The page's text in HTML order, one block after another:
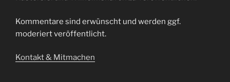
Kommentare sind erwünscht und werden ggf.
moderiert veröffentlicht.
Kontakt & Mitmachen